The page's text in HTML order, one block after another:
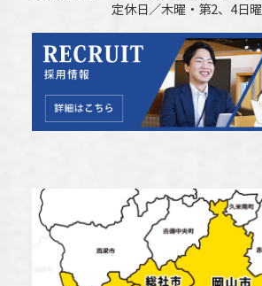
定休日／木曜・第2、4日曜